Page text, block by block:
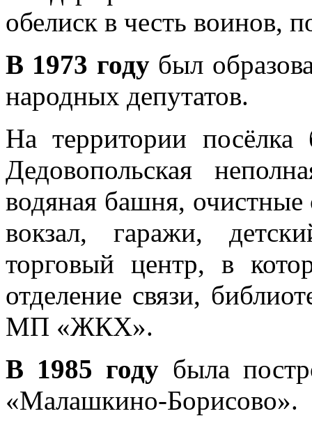
обелиск в честь
В 1973 годубыл
народных депутатов.
На территории
Дедовопольская
водяная башня,
вокзал, гаражи,
торговый центр, в
отделение связи,
МП «ЖКХ».
В 1985 году была
«Малашкино-Борисово».